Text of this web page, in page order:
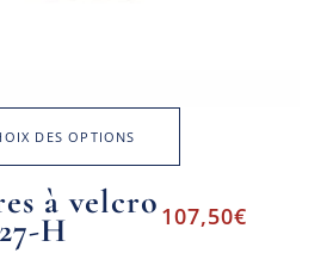
DES OPTIONS
à velcro
H 107,50€